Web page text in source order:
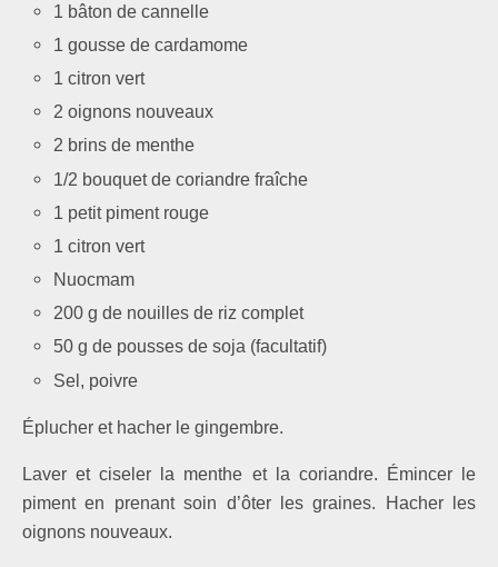
1 bâton de cannelle
1 gousse de cardamome
1 citron vert
2 oignons nouveaux
2 brins de menthe
1/2 bouquet de coriandre fraîche
1 petit piment rouge
1 citron vert
Nuocmam
200 g de nouilles de riz complet
50 g de pousses de soja (facultatif)
Sel, poivre
Éplucher et hacher le gingembre.
Laver et ciseler la menthe et la coriandre. Émincer le
piment en prenant soin d’ôter les graines. Hacher les
oignons nouveaux.